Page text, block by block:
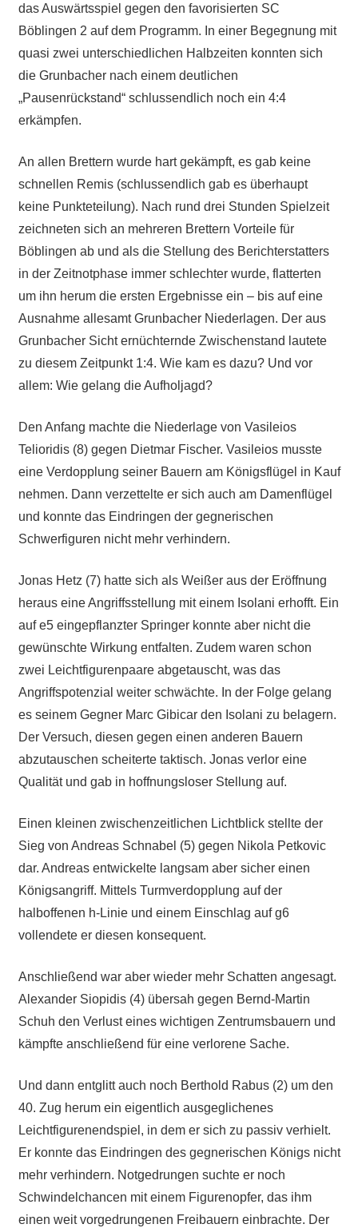
das Auswärtsspiel gegen den favorisierten SC
Böblingen 2 auf dem Programm. In einer Begegnung mit
quasi zwei unterschiedlichen Halbzeiten konnten sich
die Grunbacher nach einem deutlichen
„Pausenrückstand“ schlussendlich noch ein 4:4
erkämpfen.
An allen Brettern wurde hart gekämpft, es gab keine
schnellen Remis (schlussendlich gab es überhaupt
keine Punkteteilung). Nach rund drei Stunden Spielzeit
zeichneten sich an mehreren Brettern Vorteile für
Böblingen ab und als die Stellung des Berichterstatters
in der Zeitnotphase immer schlechter wurde, flatterten
um ihn herum die ersten Ergebnisse ein – bis auf eine
Ausnahme allesamt Grunbacher Niederlagen. Der aus
Grunbacher Sicht ernüchternde Zwischenstand lautete
zu diesem Zeitpunkt 1:4. Wie kam es dazu? Und vor
allem: Wie gelang die Aufholjagd?
Den Anfang machte die Niederlage von Vasileios
Telioridis (8) gegen Dietmar Fischer. Vasileios musste
eine Verdopplung seiner Bauern am Königsflügel in Kauf
nehmen. Dann verzettelte er sich auch am Damenflügel
und konnte das Eindringen der gegnerischen
Schwerfiguren nicht mehr verhindern.
Jonas Hetz (7) hatte sich als Weißer aus der Eröffnung
heraus eine Angriffsstellung mit einem Isolani erhofft. Ein
auf e5 eingepflanzter Springer konnte aber nicht die
gewünschte Wirkung entfalten. Zudem waren schon
zwei Leichtfigurenpaare abgetauscht, was das
Angriffspotenzial weiter schwächte. In der Folge gelang
es seinem Gegner Marc Gibicar den Isolani zu belagern.
Der Versuch, diesen gegen einen anderen Bauern
abzutauschen scheiterte taktisch. Jonas verlor eine
Qualität und gab in hoffnungsloser Stellung auf.
Einen kleinen zwischenzeitlichen Lichtblick stellte der
Sieg von Andreas Schnabel (5) gegen Nikola Petkovic
dar. Andreas entwickelte langsam aber sicher einen
Königsangriff. Mittels Turmverdopplung auf der
halboffenen h-Linie und einem Einschlag auf g6
vollendete er diesen konsequent.
Anschließend war aber wieder mehr Schatten angesagt.
Alexander Siopidis (4) übersah gegen Bernd-Martin
Schuh den Verlust eines wichtigen Zentrumsbauern und
kämpfte anschließend für eine verlorene Sache.
Und dann entglitt auch noch Berthold Rabus (2) um den
40. Zug herum ein eigentlich ausgeglichenes
Leichtfigurenendspiel, in dem er sich zu passiv verhielt.
Er konnte das Eindringen des gegnerischen Königs nicht
mehr verhindern. Notgedrungen suchte er noch
Schwindelchancen mit einem Figurenopfer, das ihm
einen weit vorgedrungenen Freibauern einbrachte. Der